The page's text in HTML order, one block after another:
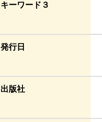
キーワード３
発行日
出版社